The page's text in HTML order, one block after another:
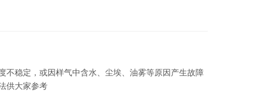
不稳定，或因样气中含水、尘埃、油雾等原因产生故障
供大家参考